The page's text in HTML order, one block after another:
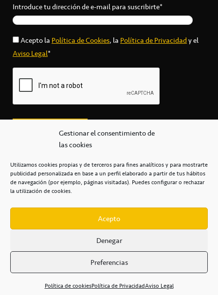
Gestionar el consentimiento de
las cookies
Utilizamos cookies propias y de terceros para fines analíticos y para mostrarte
publicidad personalizada en base a un perfil elaborado a partir de tus hábitos
de navegación (por ejemplo, páginas visitadas). Puedes configurar o rechazar
la utilización de cookies.
Acepto
Denegar
Preferencias
Política de cookiesPolítica de PrivacidadAviso Legal
Introduce tu dirección de e-mail para suscribirte*
Acepto laPolítica de Cookies, laPolítica de Privacidady el
Aviso Legal*
secretaria@cbcanarias.es
+34 922 253 684
Casa del Deporte / 38108 – La Laguna
POLÍTICA DE PRIVACIDAD / POLÍTICA DE COOKIES /
AVISO LEGAL / CONDICIONES